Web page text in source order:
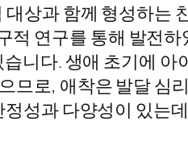
상과 함께 형성하는
연구를 통해 발전
니다. 생애 초기에
므로, 애착은 발달 심
성과 다양성이 있는